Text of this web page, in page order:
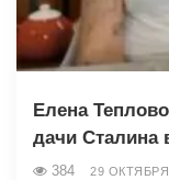
Елена
дачи Сталина
384 29